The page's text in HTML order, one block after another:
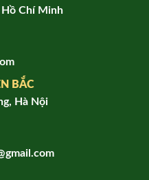
Hồ Chí Minh
BẮC
Hà Nội